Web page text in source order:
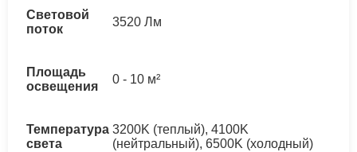
Световой
поток
3520 Лм
Площадь
освещения
0 - 10 м²
Температура
света
3200K (теплый), 4100K
(нейтральный), 6500K (холодный)